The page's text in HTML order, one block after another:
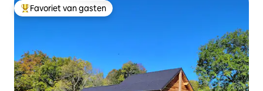
Topfavoriet van gasten
Favoriet van gasten